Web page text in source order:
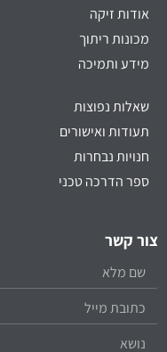
אודות זיקה
מכונות ריתוך
מידע ותמיכה
שאלות נפוצות
תעודות ואישורים
חנויות נבחרות
ספר הדרכה טכני
צור קשר